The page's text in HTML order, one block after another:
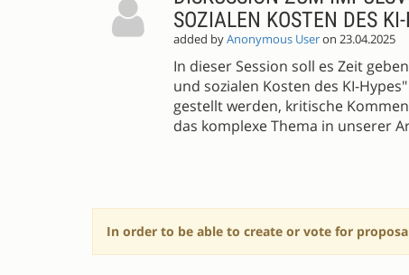
SOZIALEN KOSTEN DES
added byAnonymous Useron 23.04.2025
In dieser Session soll es Zeit
und sozialen Kosten des KI-
gestellt werden, kritische
das komplexe Thema in unserer
In order to be able to create or vote for